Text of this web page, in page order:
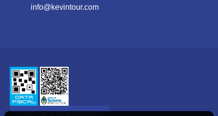
info@kevintour.com